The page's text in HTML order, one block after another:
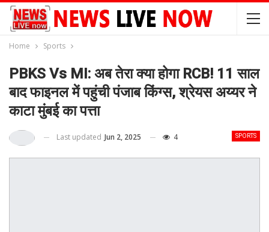
Home Sports
PBKS Vs MI: अब तेरा क्या होगा RCB! 11 साल
बाद फाइनल में पहुंची पंजाब किंग्स, श्रेयस अय्यर ने
काटा मुंबई का पत्ता
SPORTS
Last updated Jun 2, 2025 4